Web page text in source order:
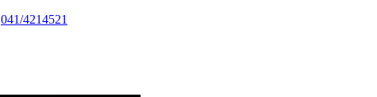
041/4214521